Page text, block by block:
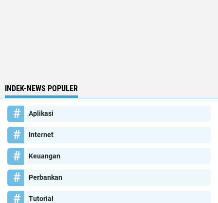
INDEK-NEWS POPULER
Aplikasi
Internet
Keuangan
Perbankan
Tutorial